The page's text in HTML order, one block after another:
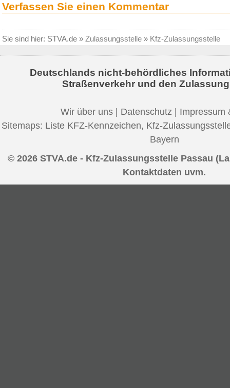
Verfassen Sie einen Kommentar
Sie sind hier: STVA.de » Zulassungsstelle » Kfz-Zulassungsstelle
Deutschlands nicht-behördliches
Straßenverkehr und den
Wir über uns | Datenschutz | Impressum
Sitemaps: Liste KFZ-Kennzeichen, Kfz-
Bayern
© 2026 STVA.de - Kfz-Zulassungsstelle Passau
Kontaktdaten uvm.